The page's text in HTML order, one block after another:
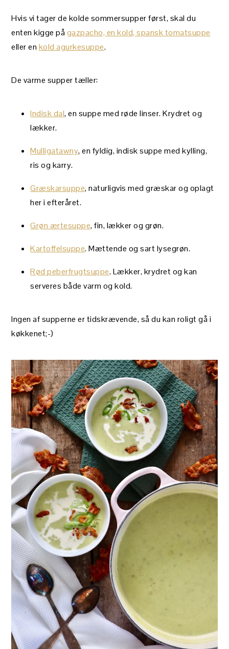
Hvis vi tager de kolde sommersupper først, skal du
enten kigge på gazpacho, en kold, spansk tomatsuppe
eller en kold agurkesuppe.
De varme supper tæller:
Indisk dal, en suppe med røde linser. Krydret og
lækker.
Mulligatawny, en fyldig, indisk suppe med kylling,
ris og karry.
Græskarsuppe, naturligvis med græskar og oplagt
her i efteråret.
Grøn ærtesuppe, fin, lækker og grøn.
Kartoffelsuppe. Mættende og sart lysegrøn.
Rød peberfrugtsuppe. Lækker, krydret og kan
serveres både varm og kold.
Ingen af supperne er tidskrævende, så du kan roligt gå i
køkkenet;-)